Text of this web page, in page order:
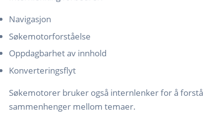
Navigasjon
Søkemotorforståelse
Oppdagbarhet av innhold
Konverteringsflyt
Søkemotorer bruker også internlenker for å forstå
sammenhenger mellom temaer.